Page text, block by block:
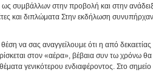
συμβάλλων στην προβολή και στην
και διπλώματα Στην εκδήλωση συνυπήρχαν
να σας αναγγείλουμε ότι η από
στον «αέρα», βέβαια συν τω χρόνω θα
γενικότερου ενδιαφέροντος. Στο